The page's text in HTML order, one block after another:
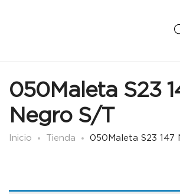
050Maleta S23
Negro S/T
Inicio Tienda 050Maleta S23 147